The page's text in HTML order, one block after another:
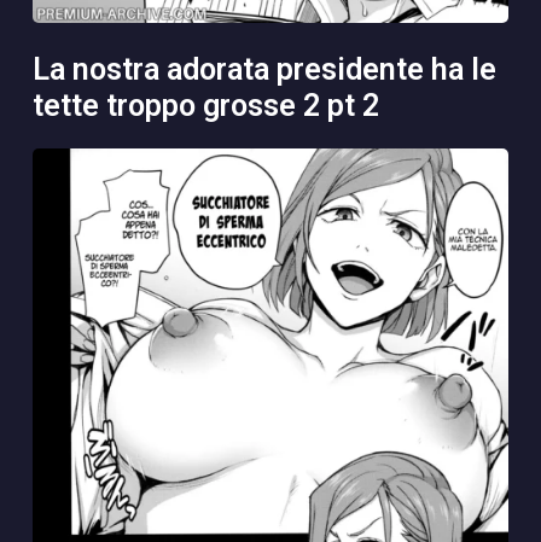
la nostra adorata presidente ha le
tette troppo grosse 2 pt 2